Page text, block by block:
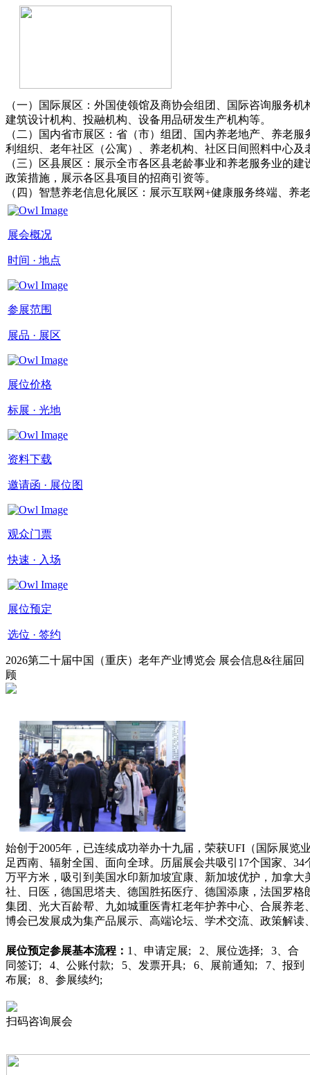
（一）国际展区：外国使领馆及商协会组团、国际咨询服务
建筑设计机构、投融机构、设备用品研发生产机构等。
（二）国内省市展区：省（市）组团、国内养老地产、养老
利组织、老年社区（公寓）、养老机构、社区日间照料中心及
（三）区县展区：展示全市各区县老龄事业和养老服务业的
政策措施，展示各区县项目的招商引资等。
（四）智慧养老信息化展区：展示互联网+健康服务终端、养
展会概况
时间 · 地点
参展范围
展品 · 展区
展位价格
标展 · 光地
资料下载
邀请函 · 展位图
观众门票
快速 · 入场
展位预定
选位 · 签约
2026第二十届中国（重庆）老年产业博览会 展会信息&往届回
顾
始创于2005年，已连续成功举办十九届，荣获UFI（国际展览
足西南、辐射全国、面向全球。历届展会共吸引17个国家、
万平方米，吸引到美国水印新加坡宜康、新加坡优护，加拿
社、日医，德国思塔夫、德国胜拓医疗、德国添康，法国罗
集团、光大百龄帮、九如城重医青杠老年护养中心、合展养
博会已发展成为集产品展示、高端论坛、学术交流、政策解读
展位预定参展基本流程： 1、申请定展; 2、展位选择; 3、合
同签订; 4、公账付款; 5、发票开具; 6、展前通知; 7、报到
布展; 8、参展续约;
扫码咨询展会